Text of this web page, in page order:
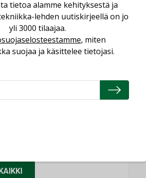
kasvaa voimakkaasti:
syntyvät, kun
tuodaan yhteen”
eristys lisää lämpöhäviöitä
tietoa alamme kehityksestä ja
lehden uutiskirjeellä on jo
yli 3000 tilaajaa.
, miten
suojaa ja käsittelee tietojasi.